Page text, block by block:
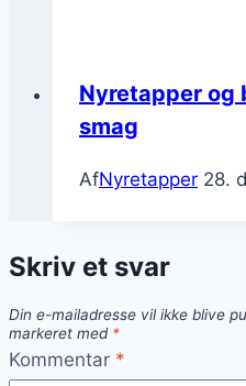
Nyretapper og
smag
AfNyretapper 28.
Skriv et svar
Din e-mailadresse vil ikke blive
markeret med *
Kommentar *